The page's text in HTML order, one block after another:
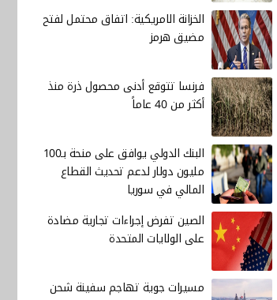
الخزانة الامريكية: اتفاق محتمل لفتح
مضيق هرمز
فرنسا تتوقع أدنى محصول ذرة منذ
أكثر من 40 عاماً
البنك الدولي يوافق على منحة بـ100
مليون دولار لدعم تحديث القطاع
المالي في سوريا
الصين تفرض إجراءات تجارية مضادة
على الولايات المتحدة
مسيرات جوية تهاجم سفينة شحن